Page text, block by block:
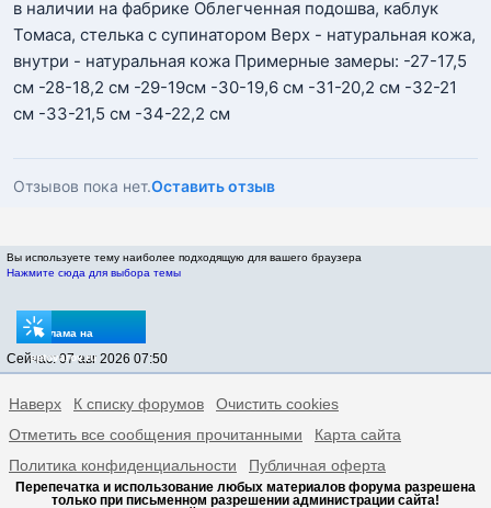
в наличии на фабрике Облегченная подошва, каблук
Томаса, стелька с супинатором Верх - натуральная кожа,
внутри - натуральная кожа Примерные замеры: -27-17,5
см -28-18,2 см -29-19см -30-19,6 см -31-20,2 см -32-21
см -33-21,5 см -34-22,2 см
Отзывов пока нет.Оставить отзыв
Вы используете тему наиболее подходящую для вашего браузера
Нажмите сюда для выбора темы
Реклама на
sptovarov.ru
Сейчас: 07 авг 2026 07:50
Наверх К списку форумов
Очистить cookies
Отметить все сообщения прочитанными
Карта сайта
Политика конфиденциальности
Публичная оферта